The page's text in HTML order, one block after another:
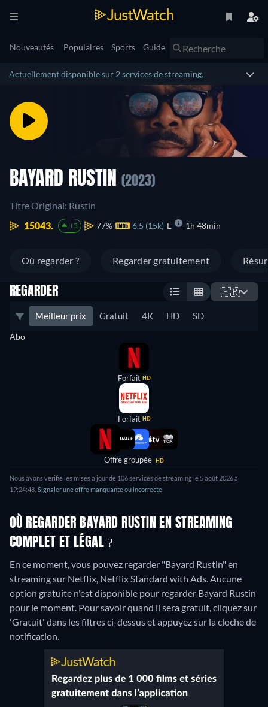
Nouveautés Populaires Sports Guide
Actuellement disponible sur 2 services de streaming.
BAYARD RUSTIN (2023)
Titre Original: Rustin
15043.
+5 77% 6.5 (15k) E 1h 48min
Où regarder ? Regarder gratuitement
REGARDER 🇫🇷
Meilleur prix Gratuit 4K HD SD
Abo
Forfait HD
Forfait HD
Offre groupée HD
Nous avons vérifié les mises à jour de 106 services de streaming le 5 août 2026 à
19:24:48. Signaler une offre manquante ou incorrecte
OÙ REGARDER BAYARD RUSTIN EN STREAMING
COMPLET ET LÉGAL ?
En ce moment, vous pouvez regarder "Bayard Rustin" en
streaming sur Netflix, Netflix Standard with Ads.Aucune
option gratuite n'est disponible pour regarder Bayard Rustin
pour le moment. Pour savoir quand il sera gratuit, cliquez sur
'Gratuit' dans les filtres ci-dessus et appuyez sur la cloche de
notification.